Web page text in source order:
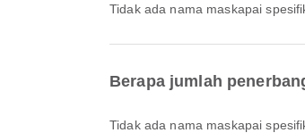
Tidak ada nama maskapai
Berapa jumlah
Tidak ada nama maskapai